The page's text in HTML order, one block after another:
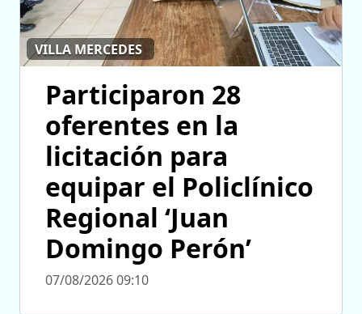
VILLA MERCEDES
Participaron 28
oferentes en la
licitación para
equipar el Policlínico
Regional ‘Juan
Domingo Perón’
07/08/2026 09:10